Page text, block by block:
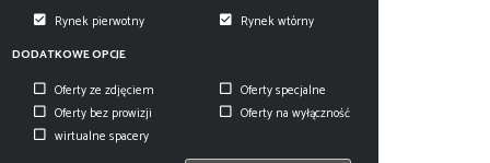
Rynek pierwotny
Rynek wtórny
DODATKOWE OPCJE
Oferty ze zdjęciem
Oferty specjalne
Oferty bez prowizji
Oferty na wyłączność
wirtualne spacery